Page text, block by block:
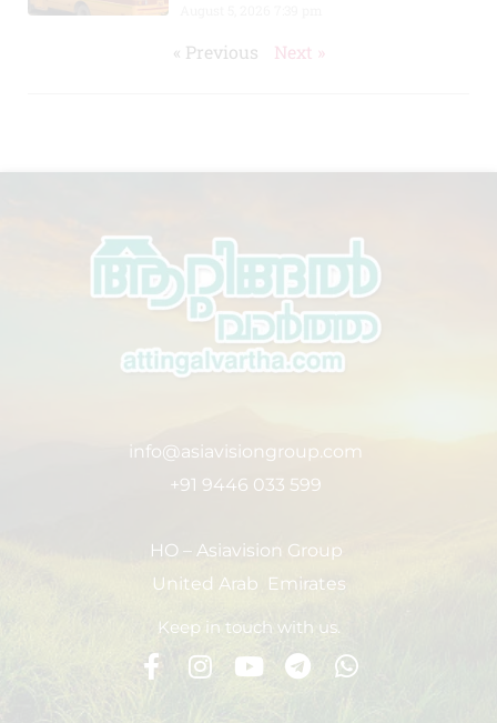
« Previous Next »
info@asiavisiongroup.com
+91 9446 033 599
HO – Asiavision Group
United Arab Emirates
Keep in touch with us.